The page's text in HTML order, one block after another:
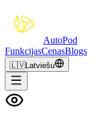
AutoPod
FunkcijasCenasBlogs
🇱🇻Latviešu